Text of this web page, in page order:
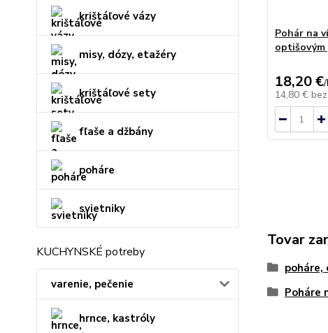
krištáľové vázy
misy, dózy, etažéry
krištáľové sety
fľaše a džbány
poháre
svietniky
KUCHYNSKÉ potreby
varenie, pečenie
hrnce, kastróly
Pohár na
optišovým
18,20 €/
14,80 €
Tovar
poháre,
Poháre